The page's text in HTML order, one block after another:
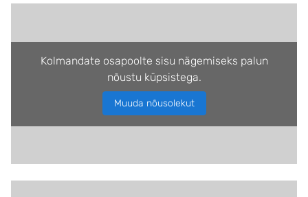
Kolmandate osapoolte sisu nägemiseks palun
nõustu küpsistega.
Muuda nõusolekut